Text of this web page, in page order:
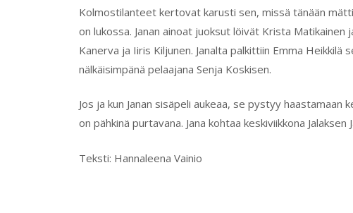
Kolmostilanteet kertovat karusti sen, missä tänään
on lukossa. Janan ainoat juoksut löivät Krista Matikainen
Kanerva ja Iiris Kiljunen. Janalta palkittiin Emma Heikkilä
nälkäisimpänä pelaajana Senja Koskisen.
Jos ja kun Janan sisäpeli aukeaa, se pystyy
on pähkinä purtavana. Jana kohtaa keskiviikkona Jalaksen
Teksti: Hannaleena Vainio